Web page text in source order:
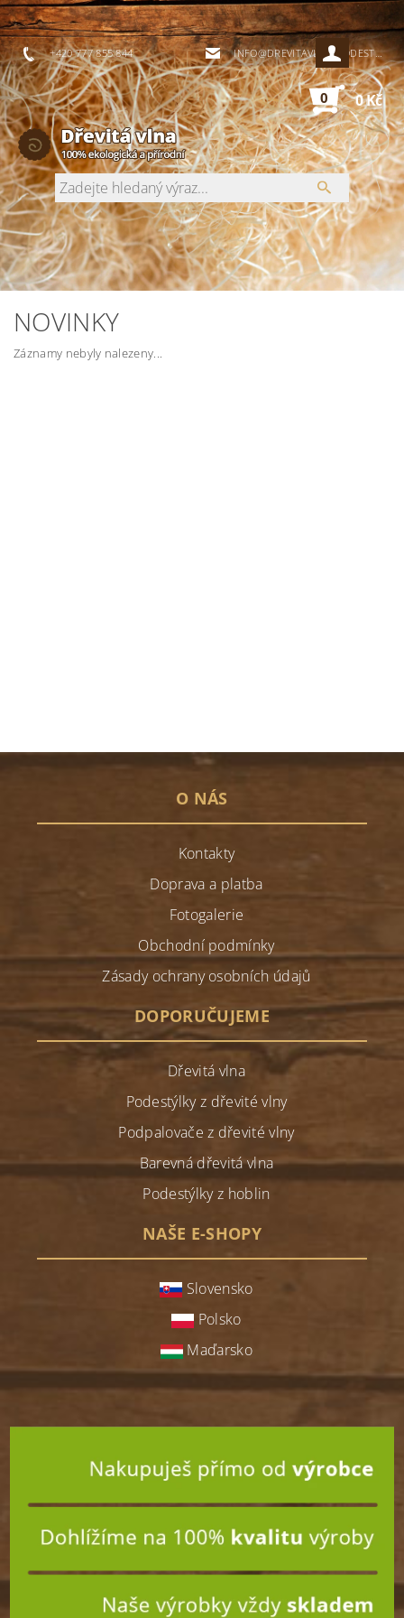
+420 777 855 844 INFO@DREVITAVLNA-PODESTYLKY.CZ
0 0 Kč
NOVINKY
Záznamy nebyly nalezeny...
O NÁS
Kontakty
Doprava a platba
Fotogalerie
Obchodní podmínky
Zásady ochrany osobních údajů
DOPORUČUJEME
Dřevitá vlna
Podestýlky z dřevité vlny
Podpalovače z dřevité vlny
Barevná dřevitá vlna
Podestýlky z hoblin
NAŠE E-SHOPY
Slovensko
Polsko
Maďarsko